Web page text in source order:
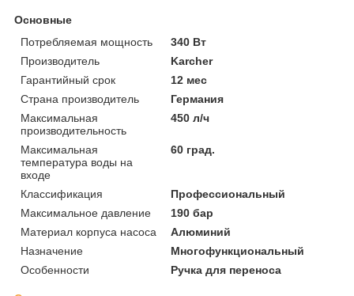
Основные
Потребляемая мощность
340 Вт
Производитель
Karcher
Гарантийный срок
12 мес
Страна производитель
Германия
Максимальная
производительность
450 л/ч
Максимальная
температура воды на
входе
60 град.
Классификация
Профессиональный
Максимальное давление
190 бар
Материал корпуса насоса
Алюминий
Назначение
Многофункциональный
Особенности
Ручка для переноса